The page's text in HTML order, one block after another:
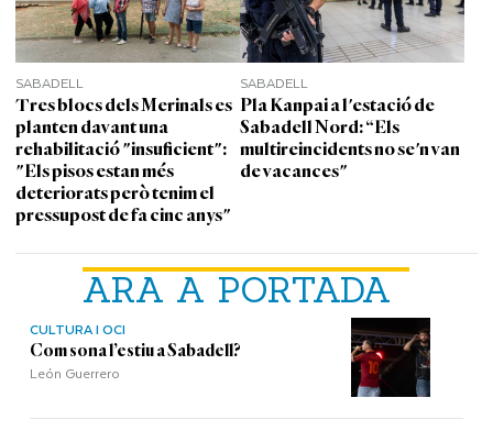
ARA A PORTADA
CULTURA I OCI
Com sona l’estiu a Sabadell?
León Guerrero
SABADELL
Tres blocs dels Merinals es
planten davant una
rehabilitació "insuficient":
"Els pisos estan més
deteriorats però tenim el
pressupost de fa cinc anys"
SABADELL
Pla Kanpai a l'estació de
Sabadell Nord: “Els
multireincidents no se'n van
de vacances"